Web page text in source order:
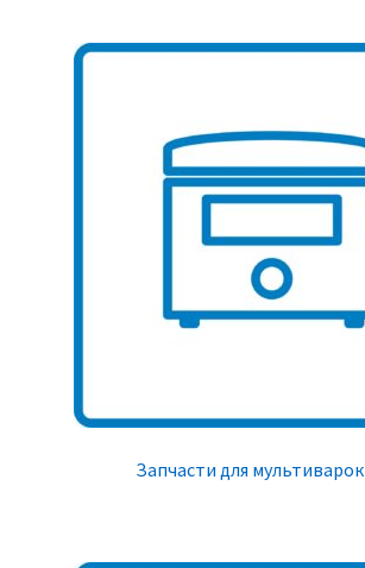
Запчасти для мультиварок